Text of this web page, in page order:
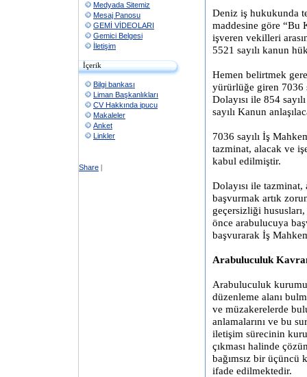
Medyada Sitemiz
Mesaj Panosu
GEMİ VİDEOLARI
Gemici Belgesi
İletişim
İçerik
Bilgi bankası
Liman Başkanlıkları
CV Hakkında ipucu
Makaleler
Anket
Linkler
Share |
Deniz iş hukukunda
maddesine göre “Bu
işveren vekilleri
5521 sayılı kanun
Hemen belirtmek
yürürlüğe giren 7036
Dolayısı ile 854
sayılı Kanun
7036 sayılı İş
tazminat, alacak ve
kabul edilmiştir.
Dolayısı ile
başvurmak artık
geçersizliği
önce arabulucuya
başvurarak İş
Arabuluculuk
Arabuluculuk
düzenleme alanı
ve müzakerelerde
anlamalarını ve bu
iletişim sürecinin
çıkması halinde
bağımsız bir üçüncü
ifade edilmektedir.